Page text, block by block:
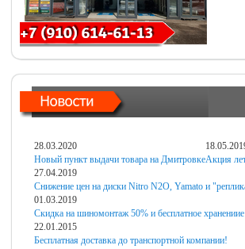
28.03.2020
Новый пункт выдачи товара на ДмитровкеАкция
27.04.2019
Снижение цен на диски Nitro N2O, Yamato и
01.03.2019
Скидка на шиномонтаж 50% и бесплатное хранениие
22.01.2015
Бесплатная доставка до транспортной компании!